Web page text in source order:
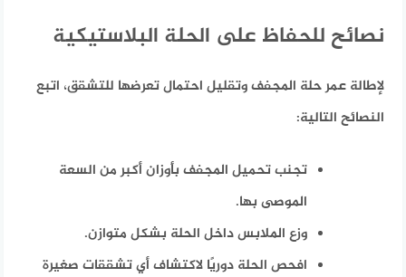
نصائح للحفاظ على الحلة البلاستيكية
لإطالة عمر حلة المجفف وتقليل احتمال تعرضها للتشقق، اتبع
النصائح التالية:
تجنب تحميل المجفف بأوزان أكبر من السعة
الموصى بها.
وزع الملابس داخل الحلة بشكل متوازن.
افحص الحلة دوريًا لاكتشاف أي تشققات صغيرة